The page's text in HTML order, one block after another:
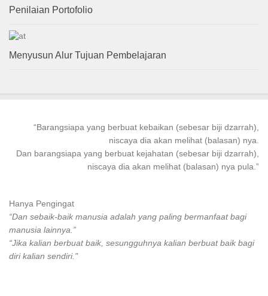
Penilaian Portofolio
Menyusun Alur Tujuan Pembelajaran
“Barangsiapa yang berbuat kebaikan (sebesar biji dzarrah),
niscaya dia akan melihat (balasan) nya.
Dan barangsiapa yang berbuat kejahatan (sebesar biji dzarrah),
niscaya dia akan melihat (balasan) nya pula.”
Hanya Pengingat
“Dan sebaik-baik manusia adalah yang paling bermanfaat bagi
manusia lainnya.”
“Jika kalian berbuat baik, sesungguhnya kalian berbuat baik bagi
diri kalian sendiri."